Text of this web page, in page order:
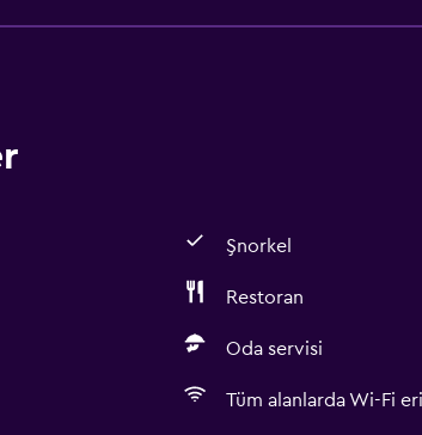
Şnorkel
Restoran
Oda servisi
Tüm alanlarda Wi-Fi